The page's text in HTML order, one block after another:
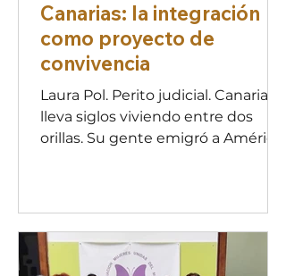
Canarias: la integración
como proyecto de
convivencia
Laura Pol. Perito judicial. Canarias
lleva siglos viviendo entre dos
orillas. Su gente emigró a América
española, las islas entienden la
integración no como un favor, sino